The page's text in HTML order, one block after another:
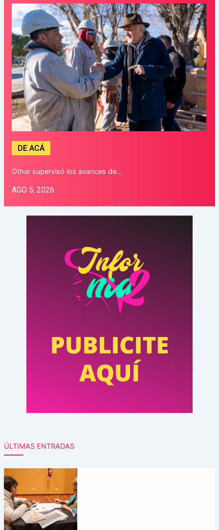
DE ACÁ
Othar supervisó los avances de…
AGO 5, 2026
ÚLTIMAS ENTRADAS